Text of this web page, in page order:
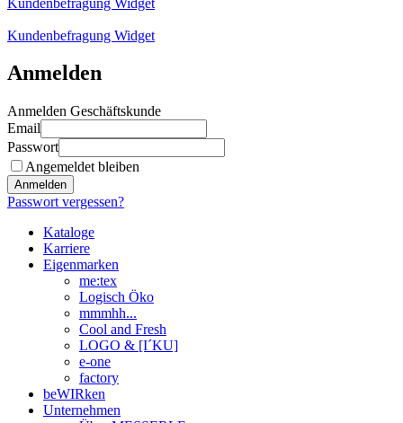
Kundenbefragung Widget
Anmelden
Anmelden Geschäftskunde
Email
Passwort
Angemeldet bleiben
Anmelden
Passwort vergessen?
Kataloge
Karriere
Eigenmarken
me:tex
Logisch Öko
mmmhh...
Cool and Fresh
LOGO & [I´KU]
e-one
factory
beWIRken
Unternehmen